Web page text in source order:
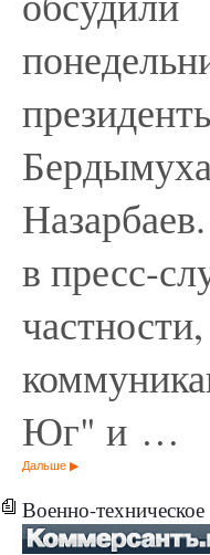
в пресс-
Юг" и …
Дальше
Военно-